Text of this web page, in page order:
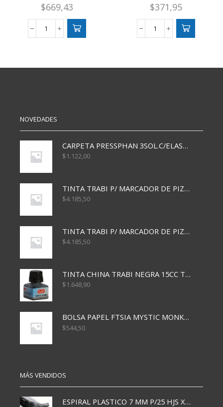
$669,43
ESPIRAL
P/300
$371,95
ESPIRAL
P/190
NOVEDADES
CARPETA PRESSPHAN 3SOL.C/ELAST MARRON A4 P01A
$1.122,00
TINTA TRABI P/ MARCADOR DE PIZARRA x30ml AZUL
$4.185,50
TINTA TRABI P/ MARCADOR DE PIZARRA x30ml ROJO
$4.185,50
TINTA CHINA TRABI NEGRA 15CC TR3460
$1.648,90
BOLSA PAPEL FTSIA MYSTIC MONKEY 14/08/20
$544,50
MÁS VENDIDOS
ESPIRAL PLASTICO 7 MM P/25 HJS X50x3000